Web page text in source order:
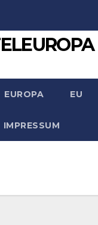
EUROPA EU
IMPRESSUM